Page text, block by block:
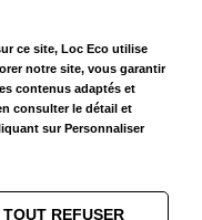
ce site, Loc Eco utilise
notre site, vous garantir
contenus adaptés et
consulter le détail et
sur Personnaliser
TOUT REFUSER